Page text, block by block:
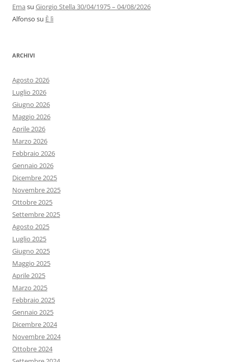
Ema su Giorgio Stella 30/04/1975 – 04/08/2026
Alfonso su È lì
ARCHIVI
Agosto 2026
Luglio 2026
Giugno 2026
Maggio 2026
Aprile 2026
Marzo 2026
Febbraio 2026
Gennaio 2026
Dicembre 2025
Novembre 2025
Ottobre 2025
Settembre 2025
Agosto 2025
Luglio 2025
Giugno 2025
Maggio 2025
Aprile 2025
Marzo 2025
Febbraio 2025
Gennaio 2025
Dicembre 2024
Novembre 2024
Ottobre 2024